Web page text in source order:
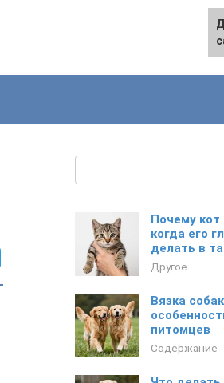
Почему кот
когда его
делать в
Другое
Вязка
питомцев
Содержание